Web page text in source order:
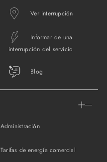
Administración
Tarifas de energía comercial
Ver interrupción
Informar de una
interrupción del servicio
Blog